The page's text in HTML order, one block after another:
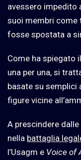
avessero impedito
suoi membri come
fosse spostata a
Come ha spiegato il
una per una, si
basate su
figure vicine
A prescindere
nella battaglia
l’Usagm e Voice of